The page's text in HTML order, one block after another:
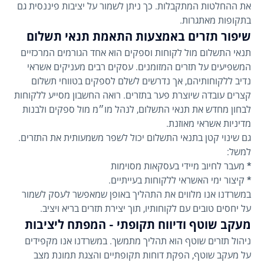
את ההחלטות המתקבלות. כך ניתן לשמור על יציבות פיננסית גם
בתקופות מאתגרות.
שיפור תזרים באמצעות התאמת תנאי תשלום
תנאי התשלום מול לקוחות וספקים הוא אחד הגורמים המרכזיים
המשפיעים על תזרים המזומנים. עסקים רבים מעניקים אשראי
נדיב ללקוחותיהם, אך נדרשים לשלם לספקים בטווחי תשלום
קצרים עובדה שיוצרת פער בתזרים. רואה החשבון מסייע ללקוחות
לבחון מחדש את תנאי התשלום, לנהל מו״מ מול ספקים ולבנות
מדיניות אשראי מאוזנת.
גם שינוי קטן בתנאי התשלום יכול לשפר משמעותית את התזרים.
למשל:
* מעבר לחיוב מיידי בעסקאות מסוימות
* קיצור ימי האשראי ללקוחות בעייתיים.
במשרדנו אנו מלווים את התהליך באופן שמאפשר לעסק לשמור
על יחסים טובים עם לקוחותיו, תוך יצירת תזרים בריא ויציב.
מעקב שוטף ודיווח תקופתי - המפתח ליציבות
ניהול תזרים שוטף הוא תהליך מתמשך. במשרדנו אנו מקפידים
על מעקב שוטף, הפקת דוחות תקופתיים והצגת תמונת מצב